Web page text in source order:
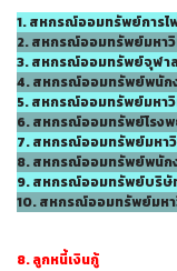
1. สหกรณ์ออมทรัพย์การไ
2. สหกรณ์ออมทรัพย์มหา
3. สหกรณ์ออมทรัพย์จุฬา
4. สหกรณ์ออมทรัพย์พนัก
5. สหกรณ์ออมทรัพย์มหา
6. สหกรณ์ออมทรัพย์โรง
7. สหกรณ์ออมทรัพย์มหา
8. สหกรณ์ออมทรัพย์พนัก
9. สหกรณ์ออมทรัพย์บริษั
10. สหกรณ์ออมทรัพย์มห
8. ลูกหนี้เงินกู้